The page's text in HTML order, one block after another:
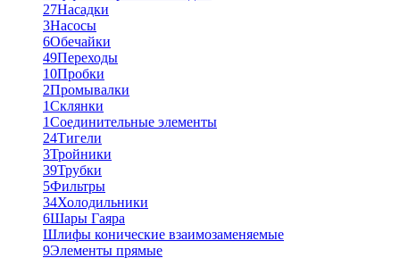
27Насадки
3Насосы
6Обечайки
49Переходы
10Пробки
2Промывалки
1Склянки
1Соединительные элементы
24Тигели
3Тройники
39Трубки
5Фильтры
34Холодильники
6Шары Гаяра
Шлифы конические взаимозаменяемые
9Элементы прямые